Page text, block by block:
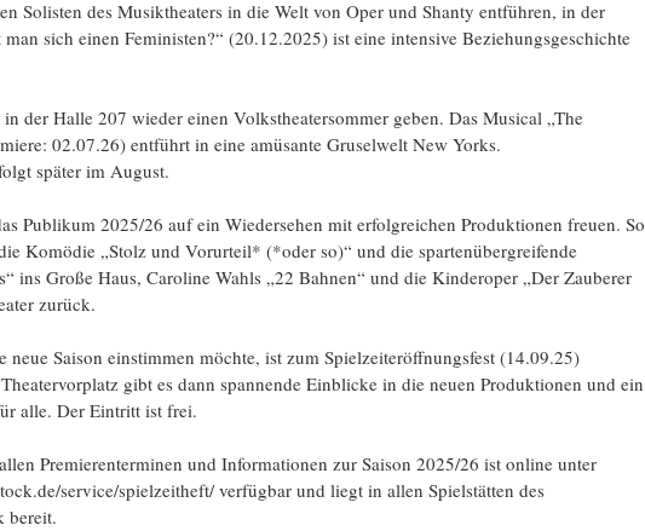
Solisten des Musiktheaters in die Welt von Oper und Shanty entführen, in der
sich einen Feministen?“ (20.12.2025) ist eine intensive Beziehungsgeschichte
der Halle 207 wieder einen Volkstheatersommer geben. Das Musical „The
02.07.26) entführt in eine amüsante Gruselwelt New Yorks.
später im August.
Publikum 2025/26 auf ein Wiedersehen mit erfolgreichen Produktionen freuen. So
Komödie „Stolz und Vorurteil* (*oder so)“ und die spartenübergreifende
ins Große Haus, Caroline Wahls „22 Bahnen“ und die Kinderoper „Der Zauberer
zurück.
neue Saison einstimmen möchte, ist zum Spielzeiteröffnungsfest (14.09.25)
gibt es dann spannende Einblicke in die neuen Produktionen und ein
alle. Der Eintritt ist frei.
Premierenterminen und Informationen zur Saison 2025/26 ist online unter
service/spielzeitheft/ verfügbar und liegt in allen Spielstätten des
bereit.